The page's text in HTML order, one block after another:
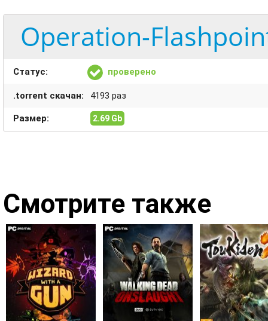
Operation-
Статус: проверено
.torrent скачан: 4193 раз
Размер: 2.69 Gb
Смотрите также